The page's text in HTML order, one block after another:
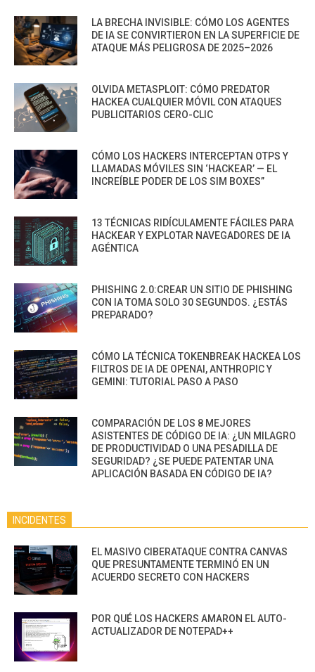
LA BRECHA INVISIBLE: CÓMO LOS AGENTES
DE IA SE CONVIRTIERON EN LA SUPERFICIE DE
ATAQUE MÁS PELIGROSA DE 2025–2026
OLVIDA METASPLOIT: CÓMO PREDATOR
HACKEA CUALQUIER MÓVIL CON ATAQUES
PUBLICITARIOS CERO-CLIC
CÓMO LOS HACKERS INTERCEPTAN OTPS Y
LLAMADAS MÓVILES SIN ‘HACKEAR’ — EL
INCREÍBLE PODER DE LOS SIM BOXES”
13 TÉCNICAS RIDÍCULAMENTE FÁCILES PARA
HACKEAR Y EXPLOTAR NAVEGADORES DE IA
AGÉNTICA
PHISHING 2.0:CREAR UN SITIO DE PHISHING
CON IA TOMA SOLO 30 SEGUNDOS. ¿ESTÁS
PREPARADO?
CÓMO LA TÉCNICA TOKENBREAK HACKEA LOS
FILTROS DE IA DE OPENAI, ANTHROPIC Y
GEMINI: TUTORIAL PASO A PASO
COMPARACIÓN DE LOS 8 MEJORES
ASISTENTES DE CÓDIGO DE IA: ¿UN MILAGRO
DE PRODUCTIVIDAD O UNA PESADILLA DE
SEGURIDAD? ¿SE PUEDE PATENTAR UNA
APLICACIÓN BASADA EN CÓDIGO DE IA?
INCIDENTES
EL MASIVO CIBERATAQUE CONTRA CANVAS
QUE PRESUNTAMENTE TERMINÓ EN UN
ACUERDO SECRETO CON HACKERS
POR QUÉ LOS HACKERS AMARON EL AUTO-
ACTUALIZADOR DE NOTEPAD++